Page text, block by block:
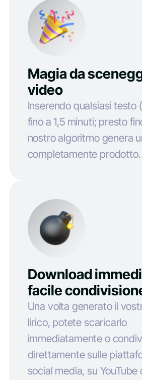
Magia da
video
Inserendo qualsiasi testo
fino a 1,5 minuti; presto
nostro algoritmo genera
completamente prodotto.
Download
facile
Una volta generato il
lirico, potete scaricarlo
immediatamente o
direttamente sulle
social media, su